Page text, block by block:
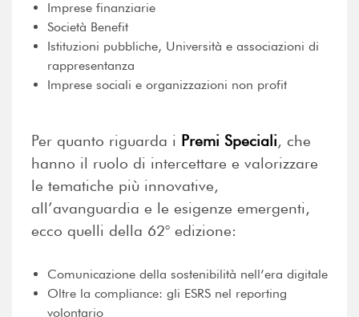
Imprese finanziarie
Società Benefit
Istituzioni pubbliche, Università e associazioni di
rappresentanza
Imprese sociali e organizzazioni non profit
Per quanto riguarda i Premi Speciali, che
hanno il ruolo di intercettare e valorizzare
le tematiche più innovative,
all’avanguardia e le esigenze emergenti,
ecco quelli della 62° edizione:
Comunicazione della sostenibilità nell’era digitale
Oltre la compliance: gli ESRS nel reporting
volontario